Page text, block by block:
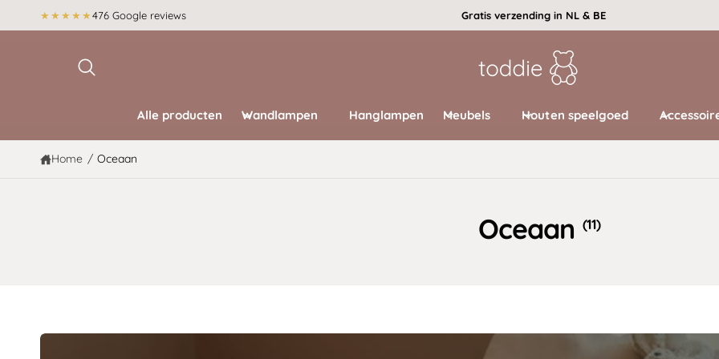
d
t
★★★★★476 Google reviews Gratis verzending in NL & BE
Alle producten Wandlampen Hanglampen Meubels Houten speelgoed
Home / Oceaan
Oceaan (11)